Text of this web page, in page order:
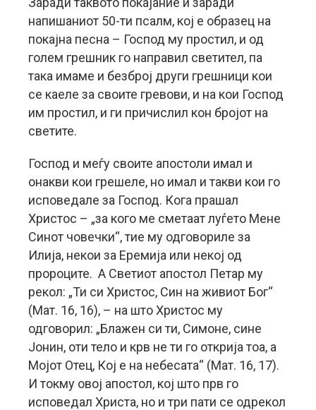
напишаниот 50-ти псалм, кој е образец на
покајна песна – Господ му простил, и од
голем грешник го направил светител, па
така имаме и безброј други грешници кои
се каеле за своите гревови, и на кои Господ
им простил, и ги причислил кон бројот на
светите.
Господ и меѓу своите апостоли имал и
онакви кои грешеле, но имал и такви кои го
исповедале за Господ. Кога прашал
Христос – „за кого ме сметаат луѓето Мене
Синот човечки“, тие му одговориле за
Илија, некои за Еремија или некој од
пророците. А Светиот апостол Петар му
рекол: „Ти си Христос, Син на живиот Бог“
(Мат. 16, 16), – на што Христос му
одговорил: „Блажен си ти, Симоне, сине
Јонин, оти тело и крв не ти го открија тоа, а
Мојот Отец, Кој е на небесата“ (Мат. 16, 17).
И токму овој апостол, кој што прв го
исповедал Христа, но и три пати се одрекол